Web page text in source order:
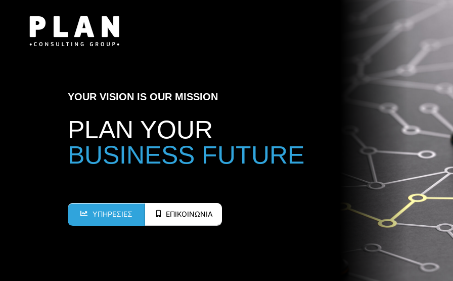
YOUR VISION IS OUR MISSION
PLAN YOUR
ΥΠΗΡΕΣΙΕΣ ΕΠΙΚΟΙΝΩΝΙΑ